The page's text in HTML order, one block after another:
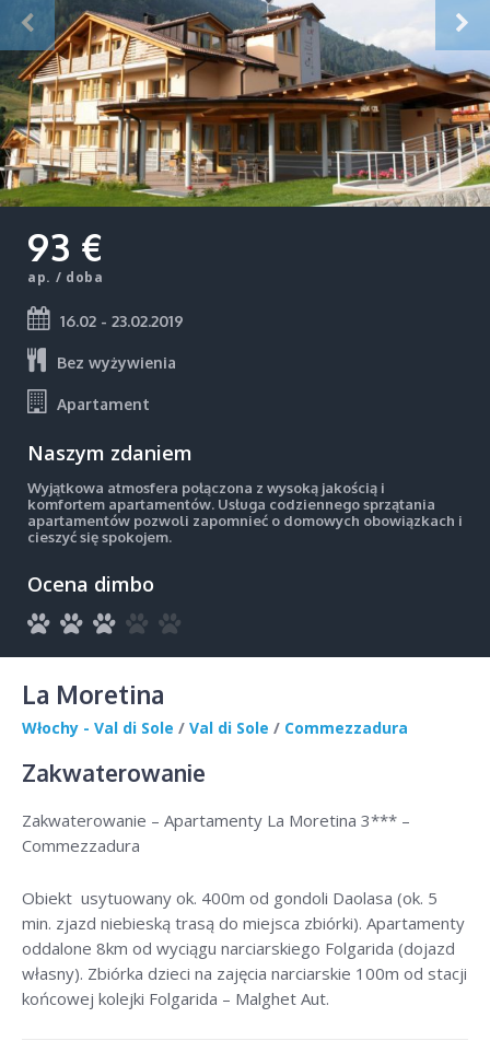
93 €
ap. / doba
16.02 - 23.02.2019
Bez wyżywienia
Apartament
Naszym zdaniem
Wyjątkowa atmosfera połączona z wysoką jakością i
komfortem apartamentów. Usługa codziennego sprzątania
apartamentów pozwoli zapomnieć o domowych obowiązkach i
cieszyć się spokojem.
Ocena dimbo
La Moretina
Włochy - Val di Sole / Val di Sole / Commezzadura
Zakwaterowanie
Zakwaterowanie – Apartamenty La Moretina 3*** –
Commezzadura
Obiekt usytuowany ok. 400m od gondoli Daolasa (ok. 5
min. zjazd niebieską trasą do miejsca zbiórki). Apartamenty
oddalone 8km od wyciągu narciarskiego Folgarida (dojazd
własny). Zbiórka dzieci na zajęcia narciarskie 100m od stacji
końcowej kolejki Folgarida – Malghet Aut.